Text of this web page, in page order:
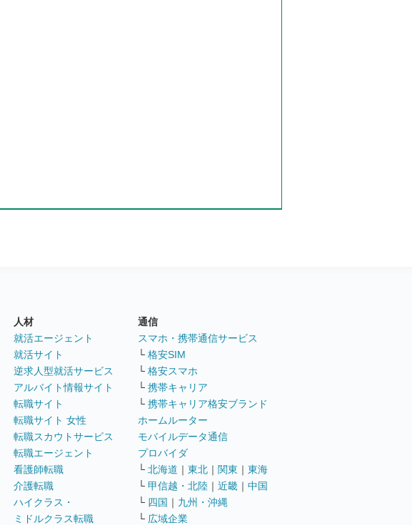
人材
就活エージェント
就活サイト
逆求人型就活サービス
アルバイト情報サイト
転職サイト
転職サイト 女性
転職スカウトサービス
転職エージェント
看護師転職
介護転職
ハイクラス・
ミドルクラス転職
通信
スマホ・携帯通信サービス
└ 格安SIM
└ 格安スマホ
└ 携帯キャリア
└ 携帯キャリア格安ブランド
ホームルーター
モバイルデータ通信
プロバイダ
└ 北海道 ｜ 東北 ｜ 関東 ｜ 東海
└ 甲信越・北陸 ｜ 近畿 ｜ 中国
└ 四国 ｜ 九州・沖縄
└ 広域企業